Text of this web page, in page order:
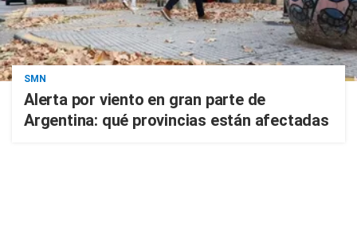
SMN
Alerta por viento en gran parte de
Argentina: qué provincias están afectadas